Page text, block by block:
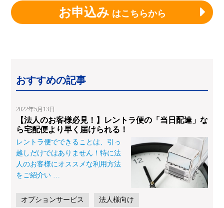
お申込み はこちらから
おすすめの記事
2022年5月13日
【法人のお客様必見！】レントラ便の「当日配達」な
ら宅配便より早く届けられる！
レントラ便でできることは、引っ
越しだけではありません！特に法
人のお客様にオススメな利用方法
をご紹介い
オプションサービス 法人様向け